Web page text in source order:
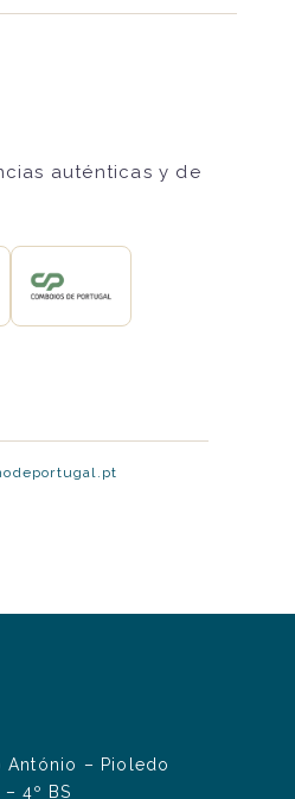
auténticas y de
António – Pioledo
4º BS